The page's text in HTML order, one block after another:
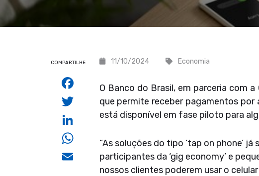
11/10/2024 Economia
O Banco do Brasil, em parceria com
que permite receber pagamentos
está disponível em fase piloto para
“As soluções do tipo ‘tap on phone’
participantes da ‘gig economy’ e
nossos clientes poderem usar o
COMPARTILHE
Facebook
Twitter
LinkedIn
WhatsApp
Email